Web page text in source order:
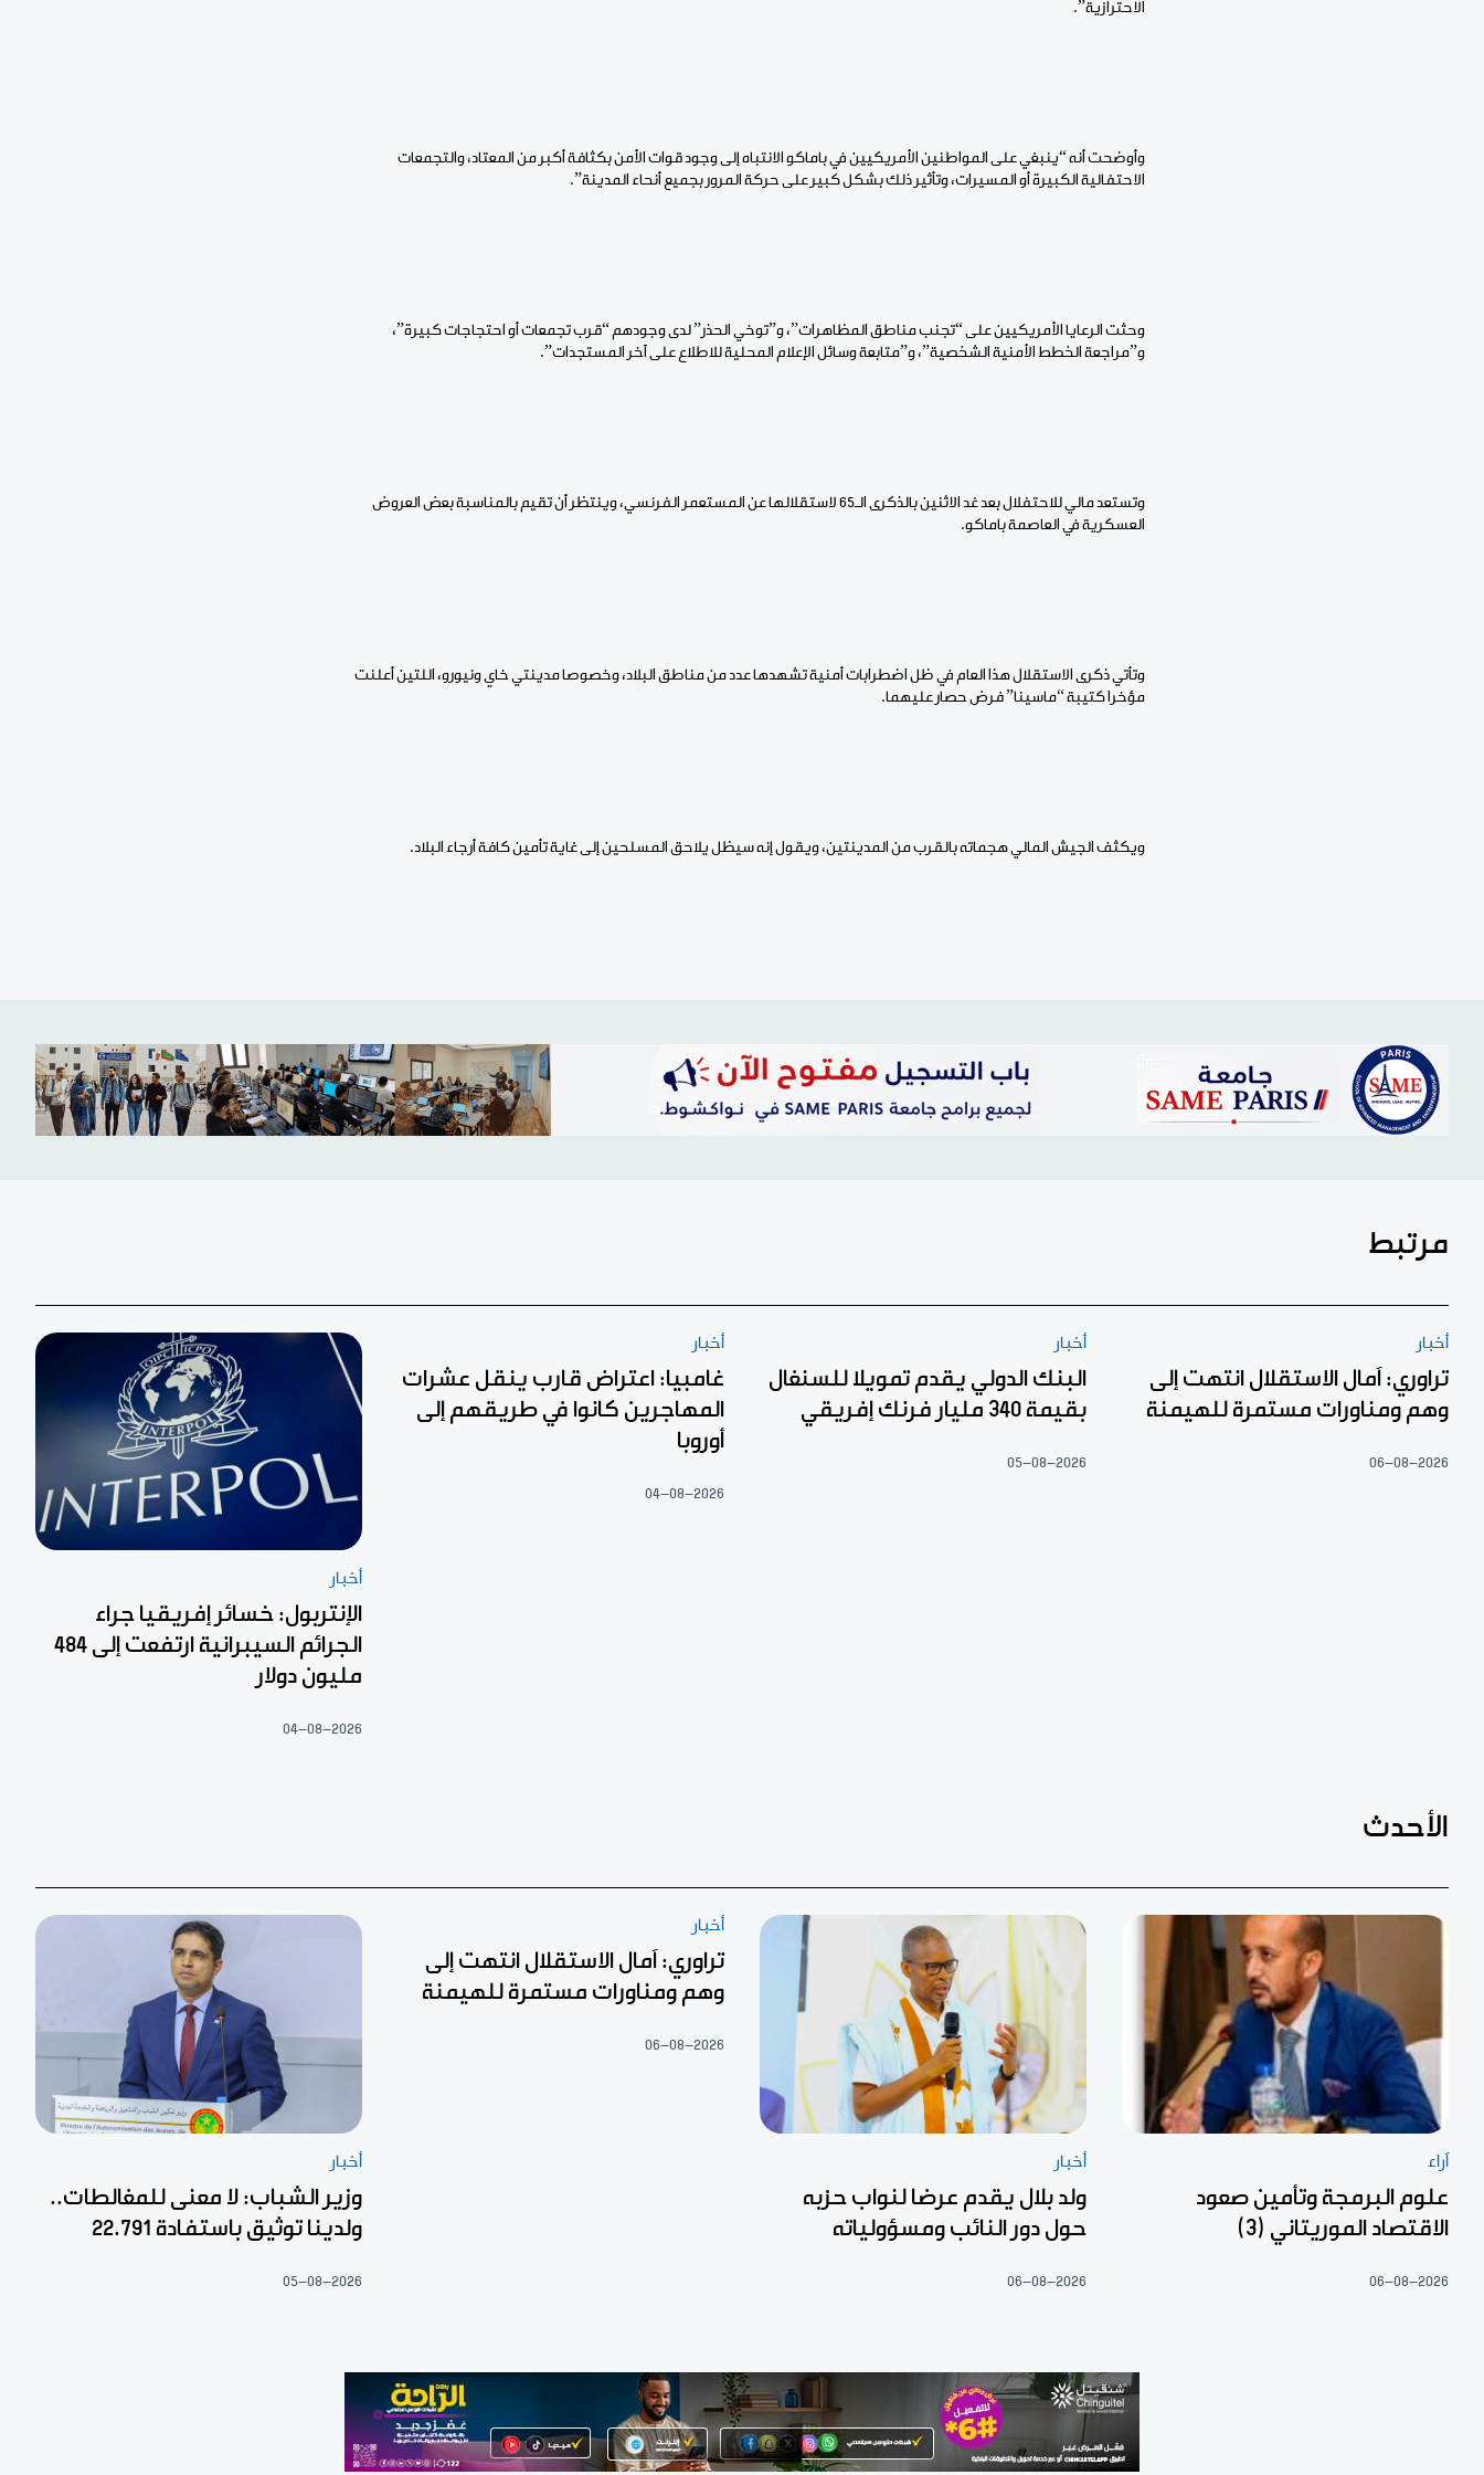
الاحترازية”.
وأوضحت أنه “ينبغي على المواطنين الأمريكيين في باماكو الانتباه إلى وجود قوات الأمن بكثافة أكبر من المعتاد، والتجمعات
الاحتفالية الكبيرة أو المسيرات، وتأثير ذلك بشكل كبير على حركة المرور بجميع أنحاء المدينة”.
وحثت الرعايا الأمريكيين على “تجنب مناطق المظاهرات”، و”توخي الحذر” لدى وجودهم “قرب تجمعات أو احتجاجات كبيرة”،
و”مراجعة الخطط الأمنية الشخصية”، و”متابعة وسائل الإعلام المحلية للاطلاع على آخر المستجدات”.
وتستعد مالي للاحتفلال بعد غد الاثنين بالذكرى الـ65 لاستقلالها عن المستعمر الفرنسي، وينتظر أن تقيم بالمناسبة بعض العروض
العسكرية في العاصمة باماكو.
وتأتي ذكرى الاستقلال هذا العام في ظل اضطرابات أمنية تشهدها عدد من مناطق البلاد، وخصوصا مدينتي خاي ونيورو، اللتين أعلنت
مؤخرا كتيبة “ماسينا” فرض حصار عليهما.
ويكثف الجيش المالي هجماته بالقرب من المدينتين، ويقول إنه سيظل يلاحق المسلحين إلى غاية تأمين كافة أرجاء البلاد.
مرتبط
أخبار
تراوري: آمال الاستقلال انتهت إلى
وهم ومناورات مستمرة للهيمنة
06-08-2026
أخبار
البنك الدولي يقدم تمويلا للسنغال
بقيمة 340 مليار فرنك إفريقي
05-08-2026
أخبار
غامبيا: اعتراض قارب ينقل عشرات
المهاجرين كانوا في طريقهم إلى
أوروبا
04-08-2026
أخبار
الإنتربول: خسائر إفريقيا جراء
الجرائم السيبرانية ارتفعت إلى 484
مليون دولار
04-08-2026
الأحدث
آراء
علوم البرمجة وتأمين صعود
الاقتصاد الموريتاني (3)
06-08-2026
أخبار
ولد بلال يقدم عرضا لنواب حزبه
حول دور النائب ومسؤولياته
06-08-2026
أخبار
تراوري: آمال الاستقلال انتهت إلى
وهم ومناورات مستمرة للهيمنة
06-08-2026
أخبار
وزير الشباب: لا معنى للمغالطات..
ولدينا توثيق باستفادة 22.791
05-08-2026